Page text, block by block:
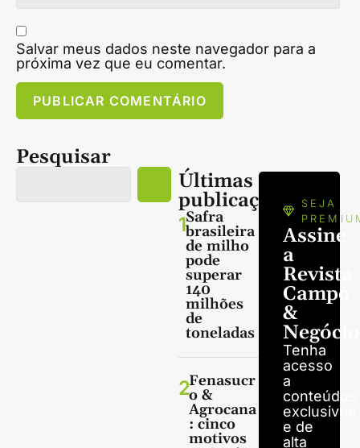
Salvar meus dados neste navegador para a
próxima vez que eu comentar.
Pesquisar
Últimas
publicações
1Safra
brasileira
de milho
pode
superar
140
milhões
de
toneladas
2Fenasucr
o &
Agrocana
: cinco
motivos
SEJA
Assine
a
Revista
Campo
&
Tenha
acesso
a
conteúdos
exclusivos
e de
alta